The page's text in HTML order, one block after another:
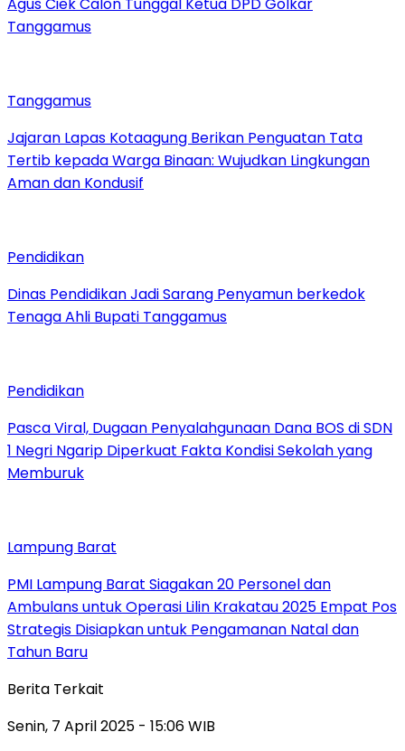
Tanggamus
Tanggamus
Jajaran Lapas Kotaagung Berikan Penguatan Tata
Tertib kepada Warga Binaan: Wujudkan Lingkungan
Aman dan Kondusif
Pendidikan
Dinas Pendidikan Jadi Sarang Penyamun berkedok
Tenaga Ahli Bupati Tanggamus
Pendidikan
Pasca Viral, Dugaan Penyalahgunaan Dana BOS di SDN
1 Negri Ngarip Diperkuat Fakta Kondisi Sekolah yang
Memburuk
Lampung Barat
PMI Lampung Barat Siagakan 20 Personel dan
Ambulans untuk Operasi Lilin Krakatau 2025 Empat Pos
Strategis Disiapkan untuk Pengamanan Natal dan
Tahun Baru
Berita Terkait
Senin, 7 April 2025 - 15:06 WIB